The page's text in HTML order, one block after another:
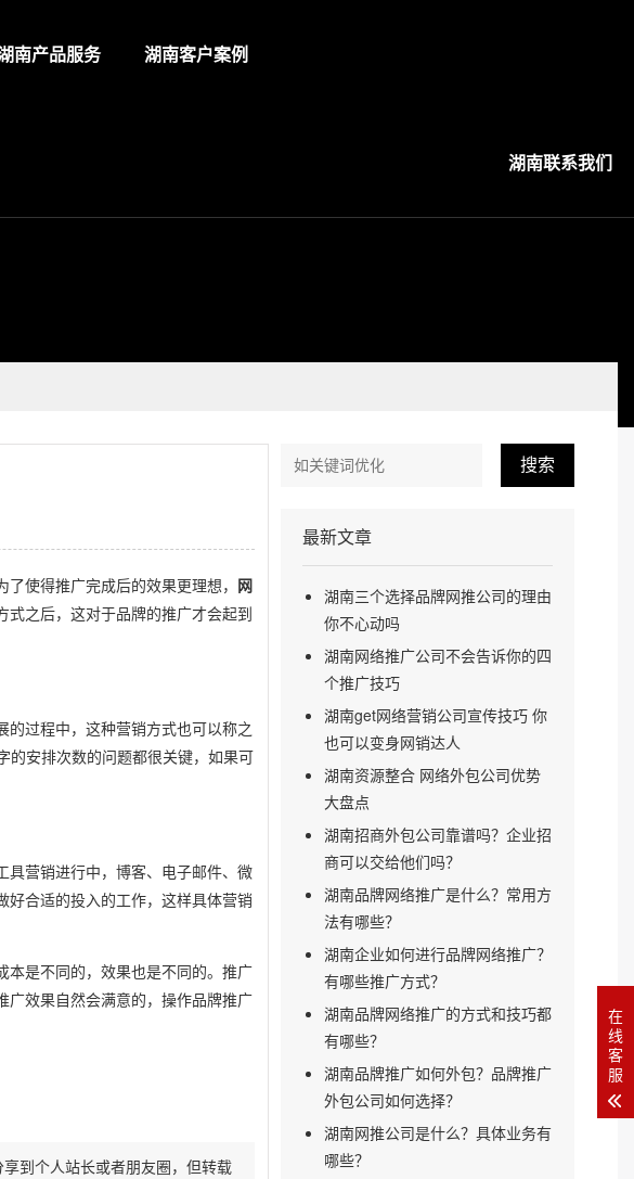
南产品服务 湖南客户案例
湖南联系我们
使得推广完成后的效果更理想，
网
之后，这对于品牌的推广才会起到
的过程中，这种营销方式也可以称之
安排次数的问题都很关键，如果可
具营销进行中，博客、电子邮件、微
好合适的投入的工作，这样具体营销
本是不同的，效果也是不同的。推广
广效果自然会满意的，操作品牌推广
到个人站长或者朋友圈，但转载
搜索
最新文章
湖南三个选择品牌网推公司的理由
你不心动吗
湖南网络推广公司不会告诉你的四
个推广技巧
湖南get网络营销公司宣传技巧 你
也可以变身网销达人
湖南资源整合 网络外包公司优势
大盘点
湖南招商外包公司靠谱吗？企业招
商可以交给他们吗？
湖南品牌网络推广是什么？常用方
法有哪些？
湖南企业如何进行品牌网络推广？
有哪些推广方式？
湖南品牌网络推广的方式和技巧都
有哪些？
湖南品牌推广如何外包？品牌推广
外包公司如何选择？
湖南网推公司是什么？具体业务有
哪些？
在
线
客
服